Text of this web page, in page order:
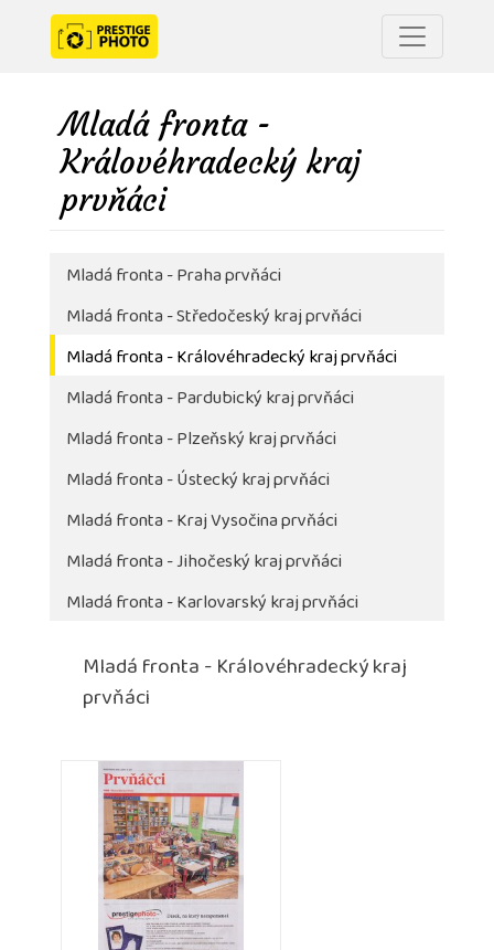
Mladá fronta -
Královéhradecký kraj
prvňáci
Mladá fronta - Praha prvňáci
Mladá fronta - Středočeský kraj prvňáci
Mladá fronta - Královéhradecký kraj prvňáci
Mladá fronta - Pardubický kraj prvňáci
Mladá fronta - Plzeňský kraj prvňáci
Mladá fronta - Ústecký kraj prvňáci
Mladá fronta - Kraj Vysočina prvňáci
Mladá fronta - Jihočeský kraj prvňáci
Mladá fronta - Karlovarský kraj prvňáci
Mladá fronta - Královéhradecký kraj
prvňáci